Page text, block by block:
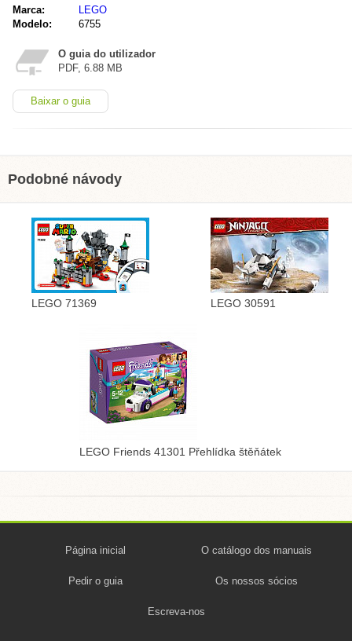
Marca:
LEGO
Modelo:
6755
O guia do utilizador
PDF, 6.88 MB
Baixar o guia
Podobné návody
LEGO 71369 LEGO 30591
LEGO Friends 41301 Přehlídka štěňátek
Página inicial O catálogo dos manuais
Pedir o guia Os nossos sócios
Escreva-nos